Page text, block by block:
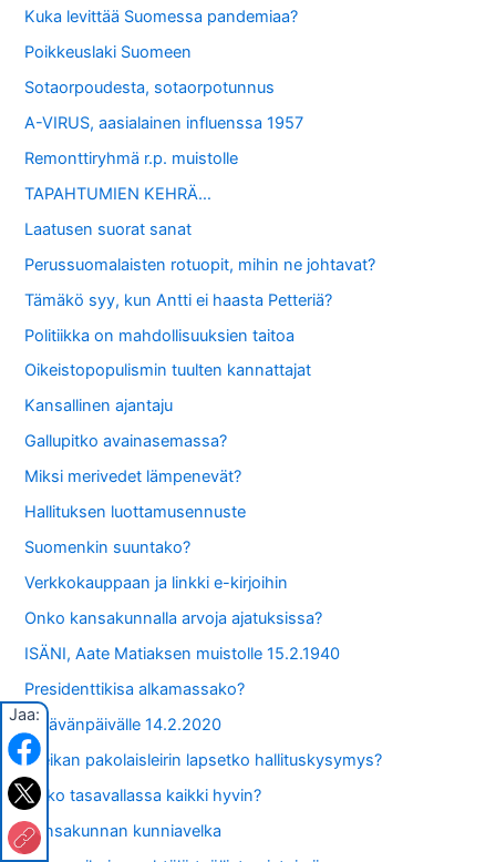
Kuka levittää Suomessa pandemiaa?
Poikkeuslaki Suomeen
Sotaorpoudesta, sotaorpotunnus
A-VIRUS, aasialainen influenssa 1957
Remonttiryhmä r.p. muistolle
TAPAHTUMIEN KEHRÄ…
Laatusen suorat sanat
Perussuomalaisten rotuopit, mihin ne johtavat?
Tämäkö syy, kun Antti ei haasta Petteriä?
Politiikka on mahdollisuuksien taitoa
Oikeistopopulismin tuulten kannattajat
Kansallinen ajantaju
Gallupitko avainasemassa?
Miksi merivedet lämpenevät?
Hallituksen luottamusennuste
Suomenkin suuntako?
Verkkokauppaan ja linkki e-kirjoihin
Onko kansakunnalla arvoja ajatuksissa?
ISÄNI, Aate Matiaksen muistolle 15.2.1940
Presidenttikisa alkamassako?
Ystävänpäivälle 14.2.2020
Kreikan pakolaisleirin lapsetko hallituskysymys?
Onko tasavallassa kaikki hyvin?
Kansakunnan kunniavelka
Jaa: